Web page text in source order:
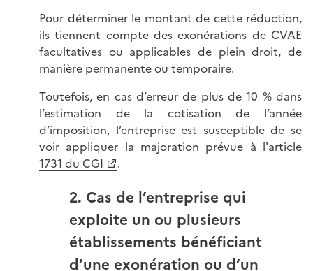
Pour déterminer le montant de cette réduction,
ils tiennent compte des exonérations de CVAE
facultatives ou applicables de plein droit, de
manière permanente ou temporaire.
Toutefois, en cas d’erreur de plus de 10 % dans
l’estimation de la cotisation de l’année
d’imposition, l’entreprise est susceptible de se
voir appliquer la majoration prévue à l'article
1731 du CGI
.
2. Cas de l’entreprise qui
exploite un ou plusieurs
établissements bénéficiant
d’une exonération ou d’un